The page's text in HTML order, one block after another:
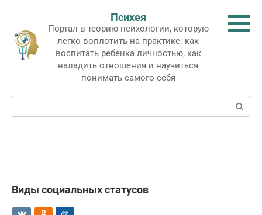
контенту
Психея
Портал в теорию психологии, которую
легко воплотить на практике: как
воспитать ребенка личностью, как
наладить отношения и научиться
понимать самого себя
Поиск:
Виды социальных статусов